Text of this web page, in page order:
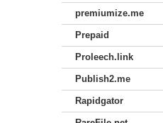
premiumize.me
Prepaid
Proleech.link
Publish2.me
Rapidgator